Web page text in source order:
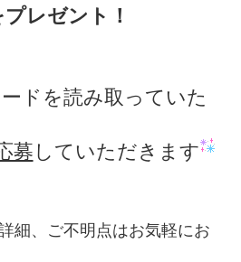
プレゼント！
ドを読み取っていた
募していただきます
細、ご不明点はお気軽にお